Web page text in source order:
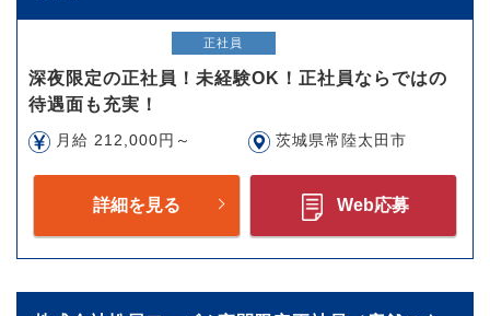
正社員
深夜限定の正社員！未経験OK！正社員ならではの
待遇面も充実！
月給 212,000円～ 茨城県常陸太田市
詳細を見る Web応募